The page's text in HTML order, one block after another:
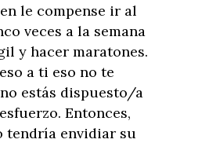
le compense ir al
veces a la semana
y hacer maratones.
a ti eso no te
estás dispuesto/a
Entonces,
tendría envidiar su